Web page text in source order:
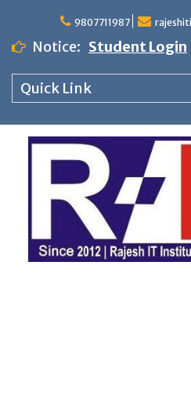
content
9807711987
Notice: Student Login
Quick Link